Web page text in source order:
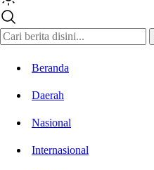
Beranda
Daerah
Nasional
Internasional